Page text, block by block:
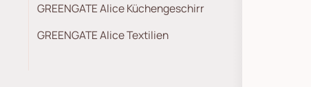
GREENGATE Alice Küchengeschirr
GREENGATE Alice Textilien